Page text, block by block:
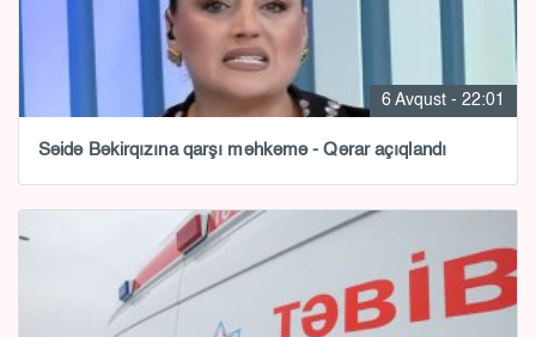
6 Avqust - 22:01
Səidə Bəkirqızına qarşı məhkəmə - Qərar açıqlandı